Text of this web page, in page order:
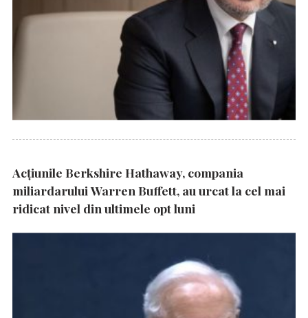
Acțiunile Berkshire Hathaway, compania
miliardarului Warren Buffett, au urcat la cel mai
ridicat nivel din ultimele opt luni